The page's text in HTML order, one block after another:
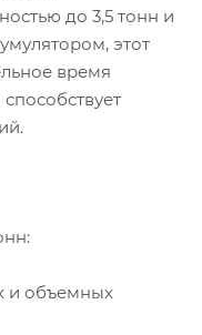
до 3,5 тонн и
этот
время
объемных